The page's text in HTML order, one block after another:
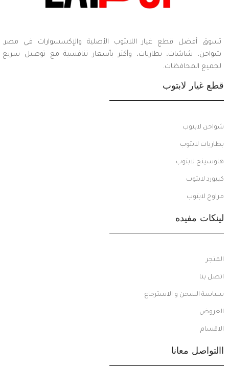
تسوق أفضل قطع غيار اللابتوب الأصلية والإكسسوارات في مصر.
شواحن، شاشات، بطاريات، وأكثر بأسعار تنافسية مع توصيل سريع
لجميع المحافظات.
قطع غيار لابتوب
شواحن لابتوب
بطاريات لابتوب
هاوسينج لابتوب
كيبورد لابتوب
مراوح لابتوب
لينكات مفيده
المتجر
اتصل بنا
سياسة الشحن و الاسترجاع
العروض
الاقسام
االتواصل معانا